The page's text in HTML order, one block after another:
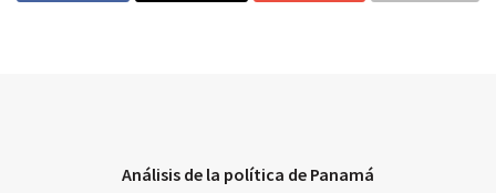
Análisis de la política de Panamá